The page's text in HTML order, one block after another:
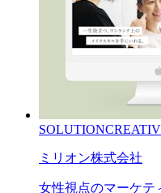
SOLUTION
ミリオン株式会社
女性視点のマーケテ